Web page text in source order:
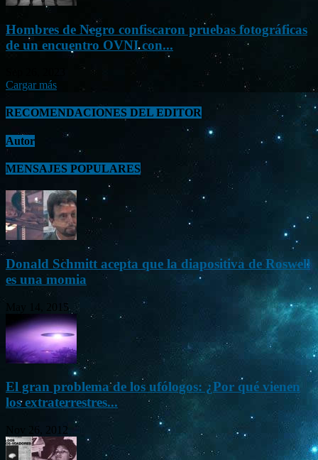
Hombres de Negro confiscaron pruebas fotográficas
de un encuentro OVNI con...
Cargar más
RECOMENDACIONES DEL EDITOR
Autor
MENSAJES POPULARES
Donald Schmitt acepta que la diapositiva de Roswell
es una momia
May 14, 2015
El gran problema de los ufólogos: ¿Por qué vienen
los extraterrestres...
Nov 26, 2012